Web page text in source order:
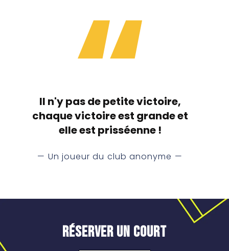
Il n'y pas de petite victoire,
chaque victoire est grande et
elle est prisséenne !
— Un joueur du club anonyme —
Réserver un court